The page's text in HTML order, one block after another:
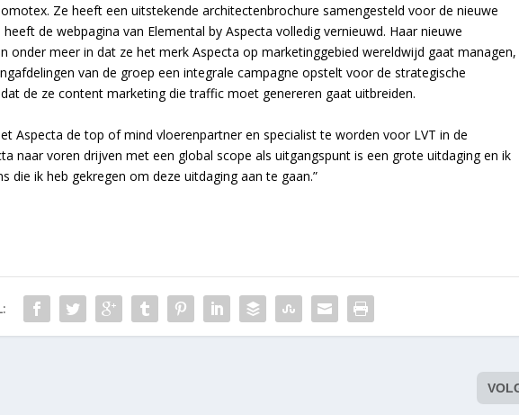
Ze heeft een uitstekende architectenbrochure samengesteld voor de nieuwe
de webpagina van Elemental by Aspecta volledig vernieuwd. Haar nieuwe
onder meer in dat ze het merk Aspecta op marketinggebied wereldwijd gaat managen,
van de groep een integrale campagne opstelt voor de strategische
de ze content marketing die traffic moet genereren gaat uitbreiden.
Aspecta de top of mind vloerenpartner en specialist te worden voor LVT in de
naar voren drijven met een global scope als uitgangspunt is een grote uitdaging en ik
die ik heb gekregen om deze uitdaging aan te gaan.”